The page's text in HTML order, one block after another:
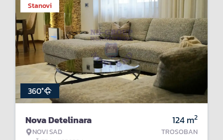
Stanovi
360°
Nova Detelinara
NOVI SAD
124m2
TROSOBAN